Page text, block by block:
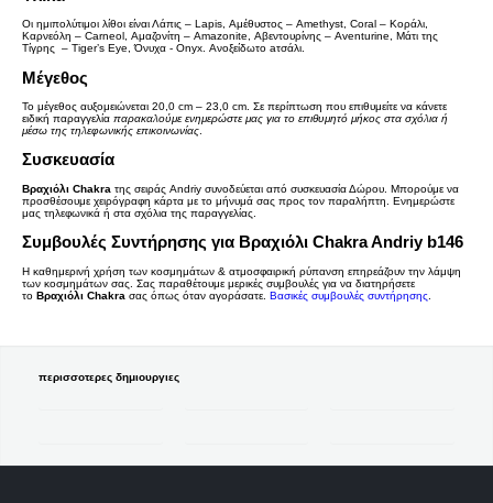
Οι ημιπολύτιμοι λίθοι είναι Λάπις – Lapis, Αμέθυστος – Amethyst, Coral – Κοράλι,
Καρνεόλη – Carneol, Αμαζονίτη – Amazonite, Αβεντουρίνης – Aventurine, Μάτι της
Τίγρης – Tiger’s Eye, Όνυχα - Onyx. Ανοξείδωτο aτσάλι.
Μέγεθος
Το μέγεθος αυξομειώνεται 20,0 cm – 23,0 cm. Σε περίπτωση που επιθυμείτε να κάνετε
ειδική παραγγελία παρακαλούμε ενημερώστε μας για το επιθυμητό μήκος στα σχόλια ή
μέσω της τηλεφωνικής επικοινωνίας
Συσκευασία
Βραχιόλι Chakra της σειράς Andriy συνοδεύεται από συσκευασία Δώρου. Μπορούμε να
προσθέσουμε χειρόγραφη κάρτα με το μήνυμά σας προς τον παραλήπτη. Ενημερώστε
μας τηλεφωνικά ή στα σχόλια της παραγγελίας.
Συμβουλές Συντήρησης για Βραχιόλι Chakra Andriy b146
Η καθημερινή χρήση των κοσμημάτων & ατμοσφαιρική ρύπανση επηρεάζουν την λάμψη
των κοσμημάτων σας. Σας παραθέτουμε μερικές συμβουλές για να διατηρήσετε
το Βραχιόλι Chakra σας όπως όταν αγοράσατε. Βασικές συμβουλές συντήρησης
περισσοτερες δημιουργιες